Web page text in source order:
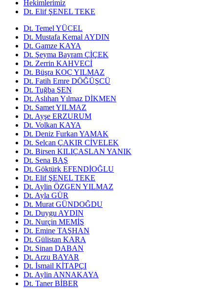
Hekimlerimiz
Dt. Elif ŞENEL TEKE
Dt. Temel YÜCEL
Dt. Mustafa Kemal AYDIN
Dt. Gamze KAYA
Dt. Şeyma Bayram ÇİÇEK
Dt. Zerrin KAHVECİ
Dt. Büşra KOÇ YILMAZ
Dt. Fatih Emre DÖĞÜŞCÜ
Dt. Tuğba ŞEN
Dt. Aslıhan Yılmaz DİKMEN
Dt. Samet YILMAZ
Dt. Ayşe ERZURUM
Dt. Volkan KAYA
Dt. Deniz Furkan YAMAK
Dt. Selcan ÇAKIR CİVELEK
Dt. Birsen KILIÇASLAN YANIK
Dt. Sena BAŞ
Dt. Göktürk EFENDİOĞLU
Dt. Elif ŞENEL TEKE
Dt. Aylin ÖZGEN YILMAZ
Dt. Ayla GÜR
Dt. Murat GÜNDOĞDU
Dt. Duygu AYDIN
Dt. Nurçin MEMİŞ
Dt. Emine TAŞHAN
Dt. Gülistan KARA
Dt. Sinan DABAN
Dt. Arzu BAYAR
Dt. İsmail KİTAPÇI
Dt. Aylin ANNAKAYA
Dt. Taner BİBER